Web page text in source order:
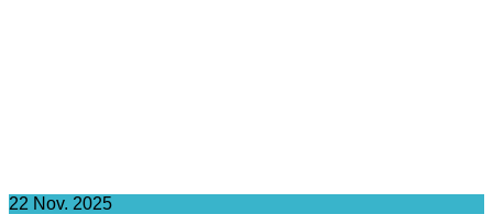
22 Nov. 2025